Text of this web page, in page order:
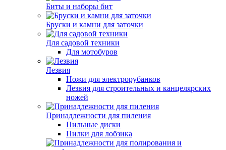
Биты и наборы бит
Бруски и камни для заточки
Для садовой техники
Для мотобуров
Лезвия
Ножи для электрорубанков
Лезвия для строительных и канцелярских
ножей
Принадлежности для пиления
Пильные диски
Пилки для лобзика